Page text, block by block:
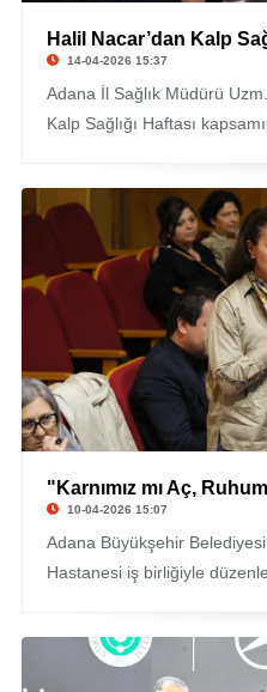
Halil Nacar’dan Kalp
14-04-2026 15:37
Adana İl Sağlık Müdürü
Kalp Sağlığı Haftası
"Karnımız mı Aç,
10-04-2026 15:07
Adana Büyükşehir
Hastanesi iş birliğiyle